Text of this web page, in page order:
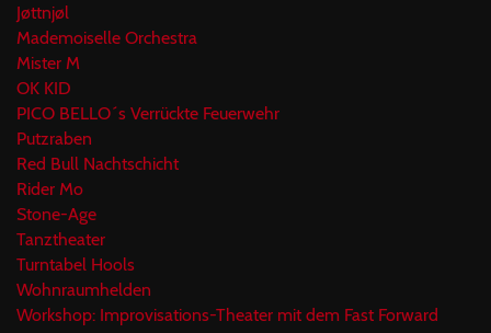
Jøttnjøl
Mademoiselle Orchestra
Mister M
OK KID
PICO BELLO´s Verrückte Feuerwehr
Putzraben
Red Bull Nachtschicht
Rider Mo
Stone-Age
Tanztheater
Turntabel Hools
Wohnraumhelden
Workshop: Improvisations-Theater mit dem Fast Forward